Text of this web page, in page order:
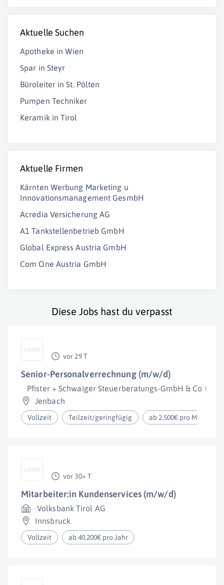
Aktuelle Suchen
Apotheke in Wien
Spar in Steyr
Büroleiter in St. Pölten
Pumpen Techniker
Keramik in Tirol
Aktuelle Firmen
Kärnten Werbung Marketing u
Innovationsmanagement GesmbH
Acredia Versicherung AG
A1 Tankstellenbetrieb GmbH
Global Express Austria GmbH
Com One Austria GmbH
Diese Jobs hast du verpasst
vor 29 T
Senior-Personalverrechnung (m/w/d)
Pfister + Schwaiger Steuerberatungs-GmbH & Co KG
Jenbach
Vollzeit Teilzeit/geringfügig ab 2.500€ pro Monat
vor 30+ T
Mitarbeiter:in Kundenservices (m/w/d)
Volksbank Tirol AG
Innsbruck
Vollzeit ab 40.200€ pro Jahr